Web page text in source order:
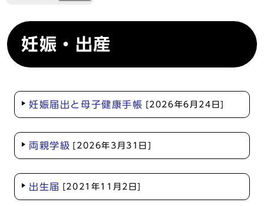
妊娠・出産
妊娠届出と母子健康手帳 [2026年6月24日]
両親学級 [2026年3月31日]
出生届 [2021年11月2日]